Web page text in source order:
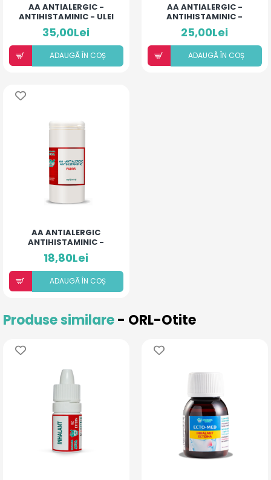
AA ANTIALERGIC -
ANTIHISTAMINIC - ULEI
FORTE COPII ȘI ADULȚI
35,00Lei
ADAUGÃ ÎN COȘ
AA ANTIALERGIC -
ANTIHISTAMINIC -
SOLUȚIE ALCOOLICĂ CU
10% ULEIURI ESENȚIALE
25,00Lei
ADAUGÃ ÎN COȘ
AA ANTIALERGIC
ANTIHISTAMINIC -
PUDRĂ PENTRU COPII ȘI
ADULȚI
18,80Lei
ADAUGÃ ÎN COȘ
Produse similare- ORL-Otite